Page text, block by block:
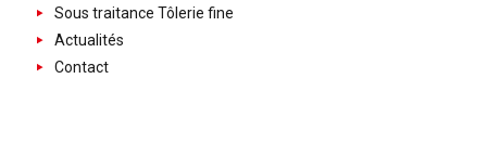
Sous traitance Tôlerie fine
Actualités
Contact